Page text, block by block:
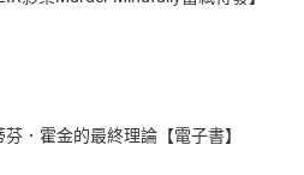
．霍金的最終理論【電子書】